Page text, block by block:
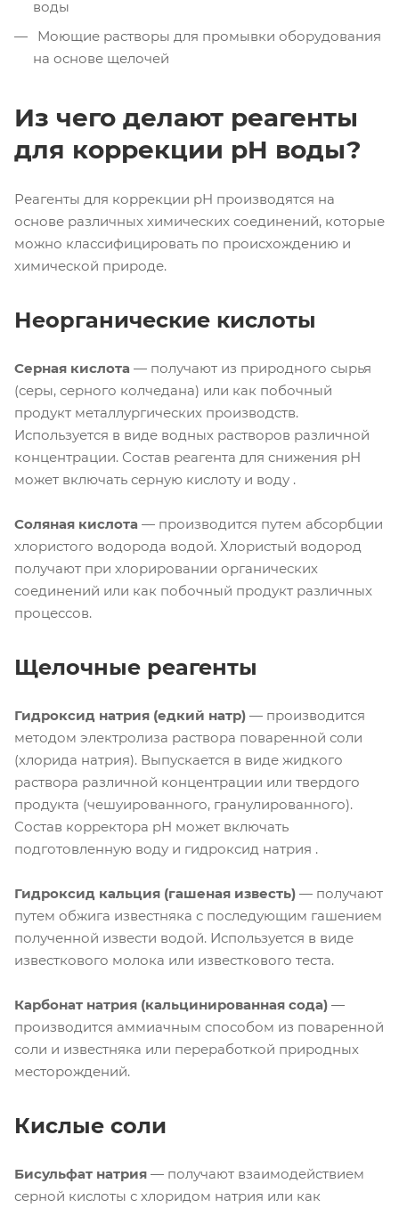
воды
Моющие растворы для промывки оборудования
на основе щелочей
Из чего делают реагенты
для коррекции pH воды?
Реагенты для коррекции pH производятся на
основе различных химических соединений, которые
можно классифицировать по происхождению и
химической природе.
Неорганические кислоты
Серная кислота — получают из природного сырья
(серы, серного колчедана) или как побочный
продукт металлургических производств.
Используется в виде водных растворов различной
концентрации. Состав реагента для снижения pH
может включать серную кислоту и воду .
Соляная кислота — производится путем абсорбции
хлористого водорода водой. Хлористый водород
получают при хлорировании органических
соединений или как побочный продукт различных
процессов.
Щелочные реагенты
Гидроксид натрия (едкий натр) — производится
методом электролиза раствора поваренной соли
(хлорида натрия). Выпускается в виде жидкого
раствора различной концентрации или твердого
продукта (чешуированного, гранулированного).
Состав корректора pH может включать
подготовленную воду и гидроксид натрия .
Гидроксид кальция (гашеная известь) — получают
путем обжига известняка с последующим гашением
полученной извести водой. Используется в виде
известкового молока или известкового теста.
Карбонат натрия (кальцинированная сода) —
производится аммиачным способом из поваренной
соли и известняка или переработкой природных
месторождений.
Кислые соли
Бисульфат натрия — получают взаимодействием
серной кислоты с хлоридом натрия или как